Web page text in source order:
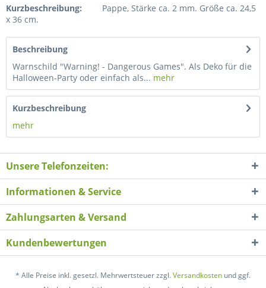
Kurzbeschreibung:
Pappe, Stärke ca. 2 mm. Größe ca. 24,5
x 36 cm.
Beschreibung
Warnschild "Warning! - Dangerous Games". Als Deko für die
Halloween-Party oder einfach als... mehr
Kurzbeschreibung
mehr
Unsere Telefonzeiten:
Informationen & Service
Zahlungsarten & Versand
Kundenbewertungen
* Alle Preise inkl. gesetzl. Mehrwertsteuer zzgl.Versandkosten und ggf.